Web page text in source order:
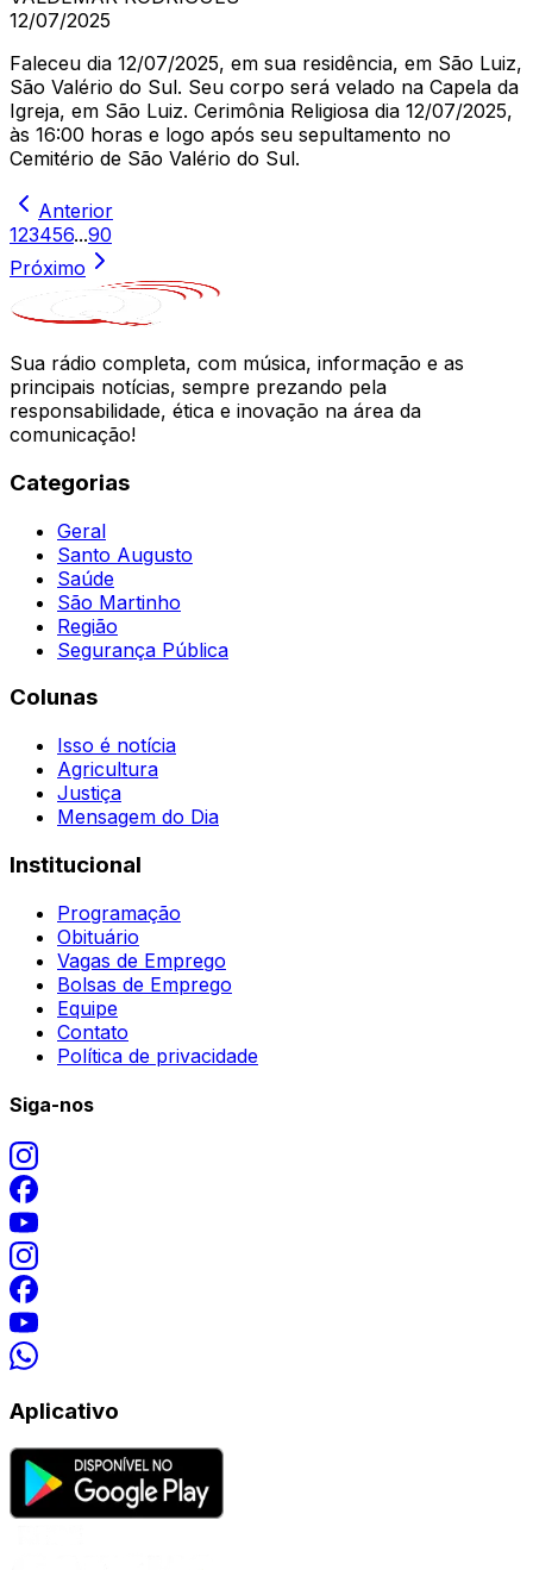
12/07/2025
Faleceu dia 12/07/2025, em sua residência, em São Luiz,
São Valério do Sul. Seu corpo será velado na Capela da
Igreja, em São Luiz. Cerimônia Religiosa dia 12/07/2025,
às 16:00 horas e logo após seu sepultamento no
Cemitério de São Valério do Sul.
Anterior
123456...90
Próximo
Sua rádio completa, com música, informação e as
principais notícias, sempre prezando pela
responsabilidade, ética e inovação na área da
comunicação!
Categorias
Geral
Santo Augusto
Saúde
São Martinho
Região
Segurança Pública
Colunas
Isso é notícia
Agricultura
Justiça
Mensagem do Dia
Institucional
Programação
Obituário
Vagas de Emprego
Bolsas de Emprego
Equipe
Contato
Política de privacidade
Siga-nos
Aplicativo